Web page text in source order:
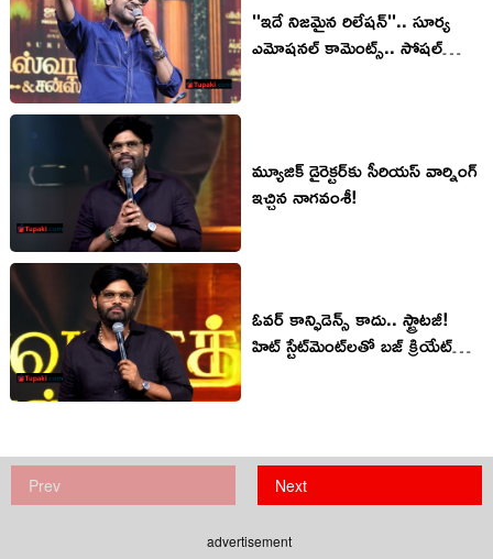
''ఇదే నిజమైన రిలేషన్''.. సూర్య
ఎమోషనల్ కామెంట్స్.. సోషల్
మ్యూజిక్ డైరెక్టర్‌కు సీరియస్ వార్నింగ్
ఇచ్చిన నాగవంశీ!
ఓవర్ కాన్ఫిడెన్స్ కాదు.. స్ట్రాటజీ!
హిట్ స్టేట్‌మెంట్‌లతో బజ్ క్రియేట్
Prev Next
advertisement